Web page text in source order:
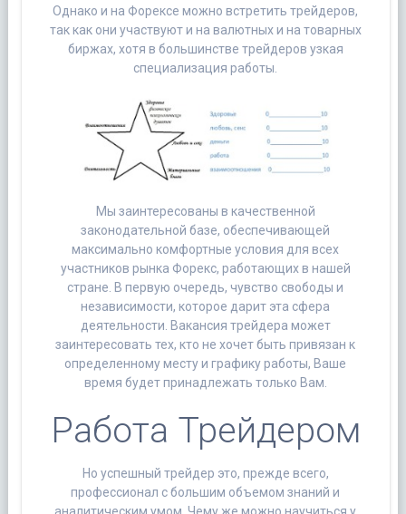
Однако и на Форексе можно встретить трейдеров,
так как они участвуют и на валютных и на товарных
биржах, хотя в большинстве трейдеров узкая
специализация работы.
Мы заинтересованы в качественной
законодательной базе, обеспечивающей
максимально комфортные условия для всех
участников рынка Форекс, работающих в нашей
стране. В первую очередь, чувство свободы и
независимости, которое дарит эта сфера
деятельности. Вакансия трейдера может
заинтересовать тех, кто не хочет быть привязан к
определенному месту и графику работы, Ваше
время будет принадлежать только Вам.
Работа Трейдером
Но успешный трейдер это, прежде всего,
профессионал с большим объемом знаний и
аналитическим умом. Чему же можно научиться у